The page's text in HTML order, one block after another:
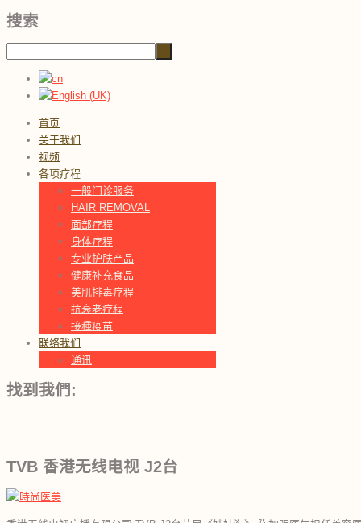
搜索
首页
关于我们
视频
各项疗程
一般门诊服务
HAIR REMOVAL
面部疗程
身体疗程
专业护肤产品
健康补充食品
美肌排毐疗程
抗衰老疗程
接種疫苗
联络我们
通讯
找到我們:
TVB 香港无线电视 J2台